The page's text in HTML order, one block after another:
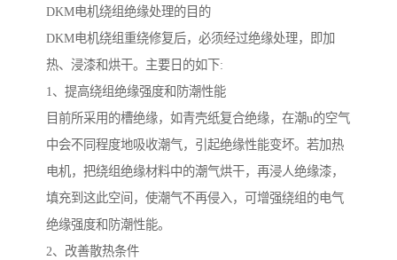
DKM电机绕组绝缘处理的目的
DKM电机绕组重绕修复后，必须经过绝缘处理，即加
热、浸漆和烘干。主要日的如下:
1、提高绕组绝缘强度和防潮性能
目前所采用的槽绝缘，如青壳纸复合绝缘，在潮u的空气
中会不同程度地吸收潮气，引起绝缘性能变坏。若加热
电机，把绕组绝缘材料中的潮气烘干，再浸人绝缘漆，
填充到这此空间，使潮气不再侵入，可增强绕组的电气
绝缘强度和防潮性能。
2、改善散热条件